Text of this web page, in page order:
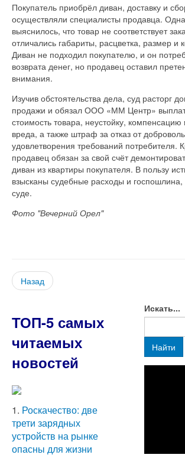
Покупатель приобрёл диван, доставку и
осуществляли специалисты продавца.
выяснилось, что товар не соответствует
отличались габариты, расцветка, размер и
Диван не подходил покупателю, и он
возврата денег, но продавец оставил
внимания.
Изучив обстоятельства дела, суд расторг
продажи и обязал ООО «ММ Центр»
стоимость товара, неустойку,
вреда, а также штраф за отказ от
удовлетворения требований потребителя.
продавец обязан за свой счёт
диван из квартиры покупателя. В пользу
взысканы судебные расходы и
суде.
Фото "Вечерний Орел"
Назад
ТОП-5 самых
читаемых
новостей
1. Роскачество: две
трети зарядных
устройств на рынке
опасны для жизни
Искать...
Найти